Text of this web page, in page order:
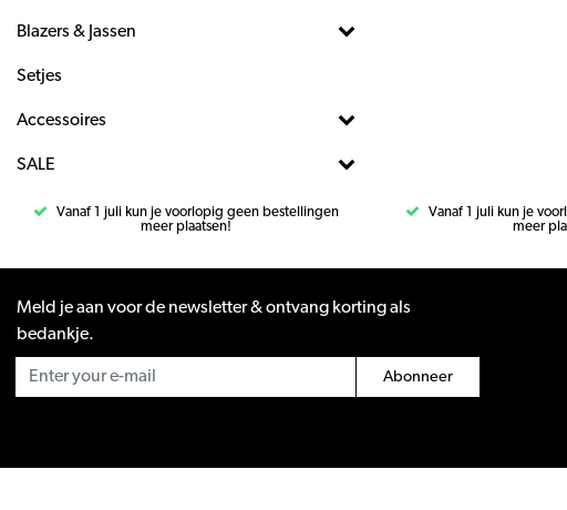
Blazers & Jassen
Setjes
Accessoires
SALE
Vanaf 1 juli kun je voorlopig geen bestellingen
meer plaatsen!
Vanaf 1 juli kun je
meer
Meld je aan voor de newsletter & ontvang korting als
bedankje.
Abonneer